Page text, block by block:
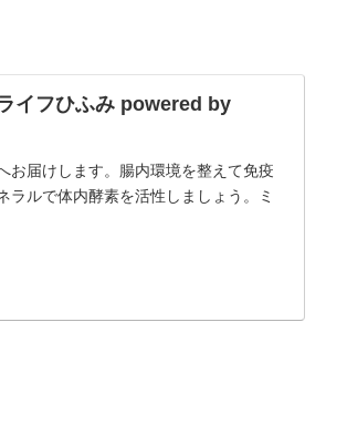
イフひふみ powered by
お届けします。腸内環境を整えて免疫
ラルで体内酵素を活性しましょう。ミ